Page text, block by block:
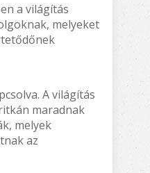
a világítás
melyeket
A világítás
maradnak
melyek
az